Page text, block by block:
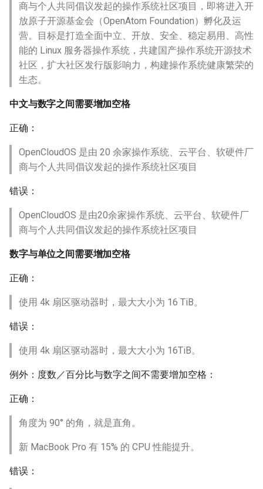
商与个人共同倡议发起的操作系统社区项目，即将进入开
放原子开源基金会（OpenAtom Foundation）孵化及运
营。目标是打造全面中立、开放、安全、稳定易用、高性
能的 Linux 服务器操作系统，共建国产操作系统开源技术
社区，扩大社区发行版影响力，构建操作系统健康繁荣的
生态。
中文与数字之间需要增加空格
正确：
OpenCloudOS 是由 20 余家操作系统、云平台、软硬件厂
商与个人共同倡议发起的操作系统社区项目
错误：
OpenCloudOS 是由20余家操作系统、云平台、软硬件厂
商与个人共同倡议发起的操作系统社区项目
数字与单位之间需要增加空格
正确：
使用 4k 扇区驱动器时，最大大小为 16 TiB。
错误：
使用 4k 扇区驱动器时，最大大小为 16TiB。
例外：度数／百分比与数字之间不需要增加空格：
正确：
角度为 90° 的角，就是直角。
新 MacBook Pro 有 15% 的 CPU 性能提升。
错误：